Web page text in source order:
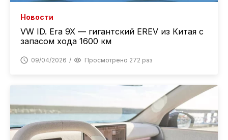
Новости
VW ID. Era 9X — гигантский EREV из Китая с
запасом хода 1600 км
09/04/2026 Просмотрено 272 раз